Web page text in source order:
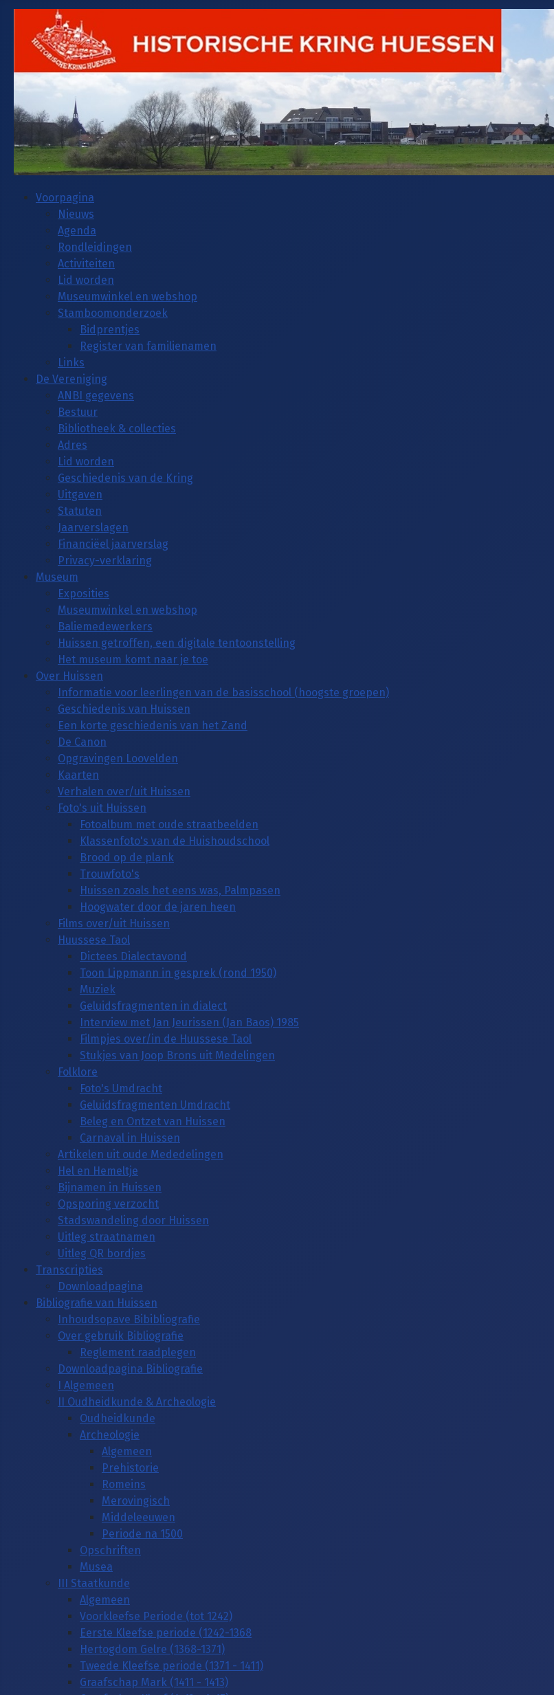
Voorpagina
Nieuws
Agenda
Rondleidingen
Activiteiten
Lid worden
Museumwinkel en webshop
Stamboomonderzoek
Bidprentjes
Register van familienamen
Links
De Vereniging
ANBI gegevens
Bestuur
Bibliotheek & collecties
Adres
Lid worden
Geschiedenis van de Kring
Uitgaven
Statuten
Jaarverslagen
Financiëel jaarverslag
Privacy-verklaring
Museum
Exposities
Museumwinkel en webshop
Baliemedewerkers
Huissen getroffen, een digitale tentoonstelling
Het museum komt naar je toe
Over Huissen
Informatie voor leerlingen van de basisschool (hoogste groepen)
Geschiedenis van Huissen
Een korte geschiedenis van het Zand
De Canon
Opgravingen Loovelden
Kaarten
Verhalen over/uit Huissen
Foto's uit Huissen
Fotoalbum met oude straatbeelden
Klassenfoto's van de Huishoudschool
Brood op de plank
Trouwfoto's
Huissen zoals het eens was, Palmpasen
Hoogwater door de jaren heen
Films over/uit Huissen
Huussese Taol
Dictees Dialectavond
Toon Lippmann in gesprek (rond 1950)
Muziek
Geluidsfragmenten in dialect
Interview met Jan Jeurissen (Jan Baos) 1985
Filmpjes over/in de Huussese Taol
Stukjes van Joop Brons uit Medelingen
Folklore
Foto's Umdracht
Geluidsfragmenten Umdracht
Beleg en Ontzet van Huissen
Carnaval in Huissen
Artikelen uit oude Mededelingen
Hel en Hemeltje
Bijnamen in Huissen
Opsporing verzocht
Stadswandeling door Huissen
Uitleg straatnamen
Uitleg QR bordjes
Transcripties
Downloadpagina
Bibliografie van Huissen
Inhoudsopave Bibibliografie
Over gebruik Bibliografie
Reglement raadplegen
Downloadpagina Bibliografie
I Algemeen
II Oudheidkunde & Archeologie
Oudheidkunde
Archeologie
Algemeen
Prehistorie
Romeins
Merovingisch
Middeleeuwen
Periode na 1500
Opschriften
Musea
III Staatkunde
Algemeen
Voorkleefse Periode (tot 1242)
Eerste Kleefse periode (1242-1368
Hertogdom Gelre (1368-1371)
Tweede Kleefse periode (1371 - 1411)
Graafschap Mark (1411 - 1413)